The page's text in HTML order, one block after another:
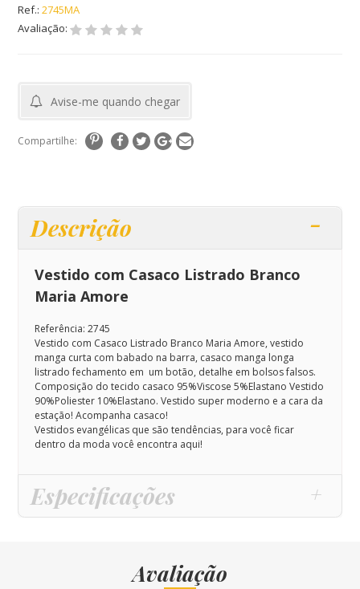
Ref.:2745MA
Avaliação:
Avise-me quando chegar
Compartilhe:
Descrição
Vestido com Casaco Listrado Branco
Maria Amore
Referência: 2745
Vestido com Casaco Listrado Branco Maria Amore, vestido
manga curta com babado na barra, casaco manga longa
listrado fechamento em um botão, detalhe em bolsos falsos.
Composição do tecido casaco 95%Viscose 5%Elastano Vestido
90%Poliester 10%Elastano. Vestido super moderno e a cara da
estação! Acompanha casaco!
Vestidos evangélicas que são tendências, para você ficar
dentro da moda você encontra aqui!
Especificações
Avaliação